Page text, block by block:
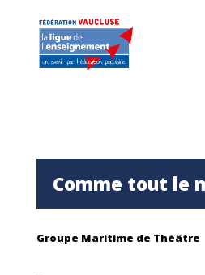
Comme tout le
Groupe Maritime de Théâtre